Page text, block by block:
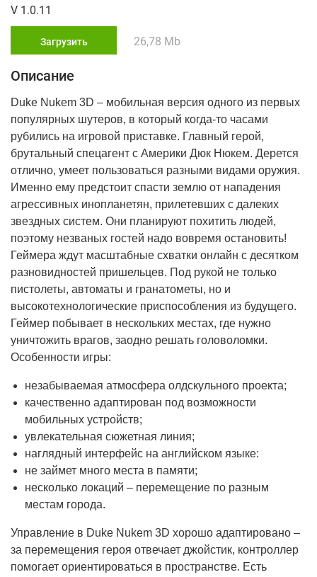
V 1.0.11
Загрузить 26,78 Mb
Описание
Duke Nukem 3D – мобильная версия одного из первых
популярных шутеров, в который когда-то часами
рубились на игровой приставке. Главный герой,
брутальный спецагент с Америки Дюк Нюкем. Дерется
отлично, умеет пользоваться разными видами оружия.
Именно ему предстоит спасти землю от нападения
агрессивных инопланетян, прилетевших с далеких
звездных систем. Они планируют похитить людей,
поэтому незваных гостей надо вовремя остановить!
Геймера ждут масштабные схватки онлайн с десятком
разновидностей пришельцев. Под рукой не только
пистолеты, автоматы и гранатометы, но и
высокотехнологические приспособления из будущего.
Геймер побывает в нескольких местах, где нужно
уничтожить врагов, заодно решать головоломки.
Особенности игры:
незабываемая атмосфера олдскульного проекта;
качественно адаптирован под возможности
мобильных устройств;
увлекательная сюжетная линия;
наглядный интерфейс на английском языке:
не займет много места в памяти;
несколько локаций – перемещение по разным
местам города.
Управление в Duke Nukem 3D хорошо адаптировано –
за перемещения героя отвечает джойстик, контроллер
помогает ориентироваться в пространстве. Есть